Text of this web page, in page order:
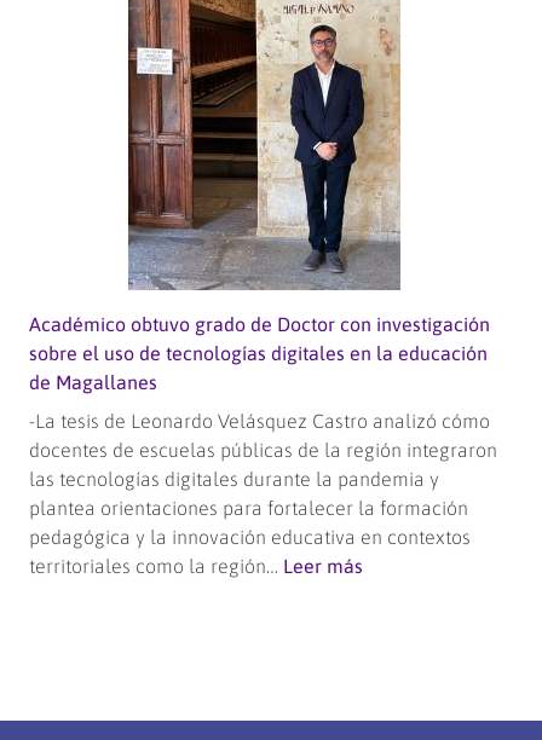
ponen
sus
conocimientos
al
servicio
de
emprendedoras
magallánicas
Académico obtuvo grado de Doctor con investigación
sobre el uso de tecnologías digitales en la educación
de Magallanes
-La tesis de Leonardo Velásquez Castro analizó cómo
docentes de escuelas públicas de la región integraron
las tecnologías digitales durante la pandemia y
plantea orientaciones para fortalecer la formación
pedagógica y la innovación educativa en contextos
territoriales como la región… Leer más